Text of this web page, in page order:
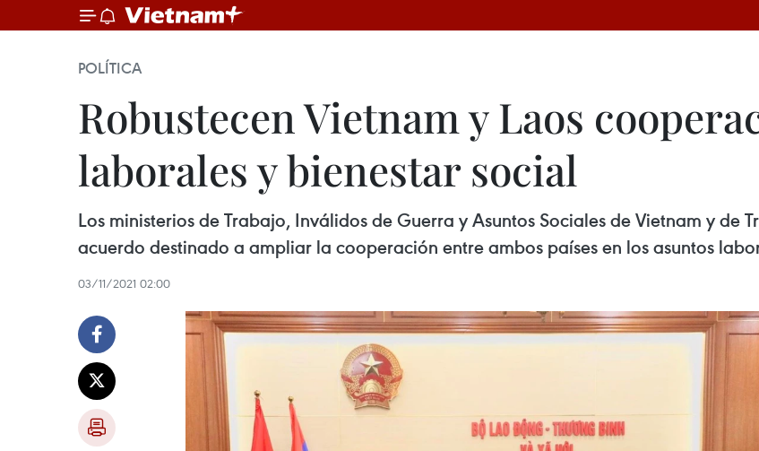
POLÍTICA
Robustecen Vietnam y Laos
laborales y bienestar social
Los ministerios de Trabajo, Inválidos de Guerra y Asuntos Sociales de Vietnam y de
acuerdo destinado a ampliar la cooperación entre ambos países en los asuntos
03/11/2021 02:00